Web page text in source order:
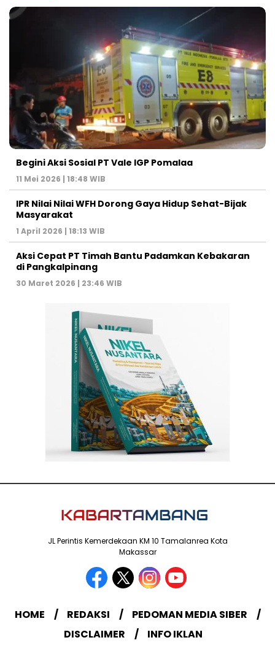
Begini Aksi Sosial PT Vale IGP Pomalaa
11 Mei 2026 | 18:48 WIB
IPR Nilai Nilai WFH Dorong Gaya Hidup Sehat-Bijak
Masyarakat
1 April 2026 | 18:13 WIB
Aksi Cepat PT Timah Bantu Padamkan Kebakaran
di Pangkalpinang
30 Maret 2026 | 23:46 WIB
JL Perintis Kemerdekaan KM 10 Tamalanrea Kota
Makassar
HOME REDAKSI
PEDOMAN MEDIA SIBER
DISCLAIMER
INFO IKLAN